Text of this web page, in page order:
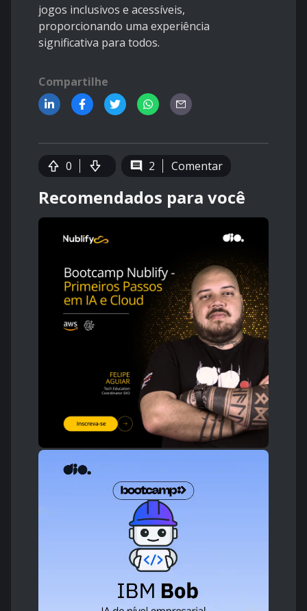
jogos inclusivos e acessíveis,
proporcionando uma experiência
significativa para todos.
Compartilhe
0 2 Comentar
Recomendados para você